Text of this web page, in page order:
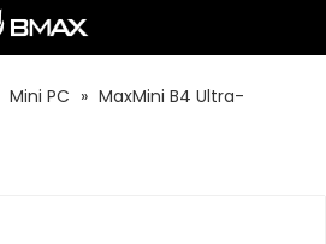
Mini PC » MaxMini B4 Ultra-